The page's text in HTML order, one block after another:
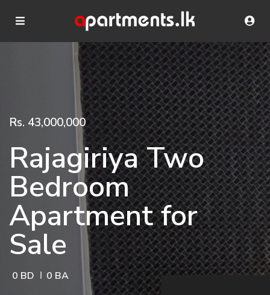
Rs. 23,500| USD 75 negotiable
Three Bedroom
Apartment |
Colombo02 | Short
Stay
0 BD 0 BA